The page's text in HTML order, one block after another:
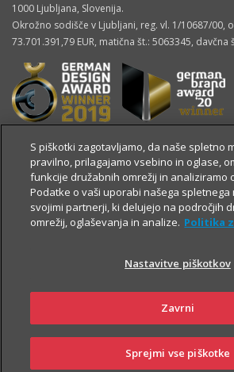
1000 Ljubljana, Slovenija.
Okrožno sodišče v Ljubljani, reg. vl. 1/10687/00,
73.701.391,79 EUR, matična št.: 5063345, davčna
OSTALE
S piškotki zagotavljamo, da naše spletno
pravilno, prilagajamo vsebino in oglase,
funkcije družabnih omrežij in analiziramo
Podatke o vaši uporabi našega spletnega
svojimi partnerji, ki delujejo na področjih
omrežij, oglaševanja in analize. Politika
Nastavitve piškotkov
Zavrni
Sprejmi vse piškotke